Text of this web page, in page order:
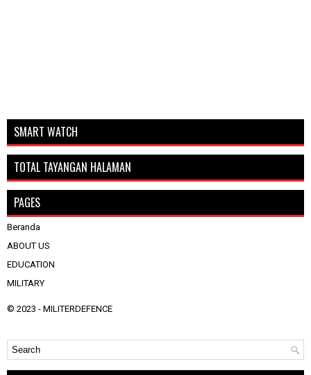
SMART WATCH
TOTAL TAYANGAN HALAMAN
PAGES
Beranda
ABOUT US
EDUCATION
MILITARY
© 2023 - MILITERDEFENCE